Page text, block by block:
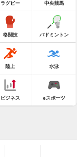
ラグビー 中央競馬
格闘技 バドミントン
陸上 水泳
ビジネス eスポーツ